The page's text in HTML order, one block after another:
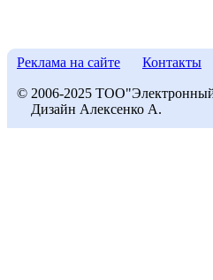
Реклама на сайте Контакты
© 2006-2025
Дизайн Алексенко А.